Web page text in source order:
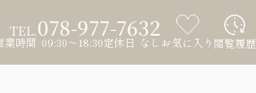
TEL.078-977-7632
業時間 09:30～18:30定休日 なし お気に入り 閲覧履歴